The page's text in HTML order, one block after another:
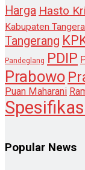
Harga Hasto
Kabupaten
Tangerang
Pandeglang PDIP
Prabowo
Puan Maharani
Popular News